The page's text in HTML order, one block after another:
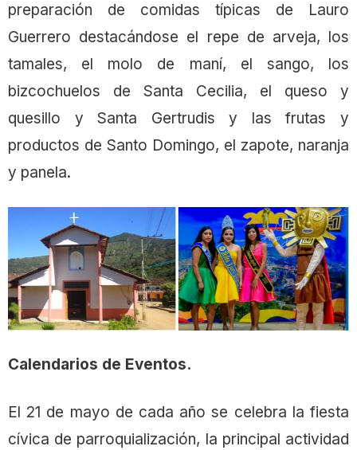
preparación de comidas típicas de Lauro
Guerrero destacándose el repe de arveja, los
tamales, el molo de maní, el sango, los
bizcochuelos de Santa Cecilia, el queso y
quesillo y Santa Gertrudis y las frutas y
productos de Santo Domingo, el zapote, naranja
y panela.
Calendarios de Eventos.
El 21 de mayo de cada año se celebra la fiesta
cívica de parroquialización, la principal actividad